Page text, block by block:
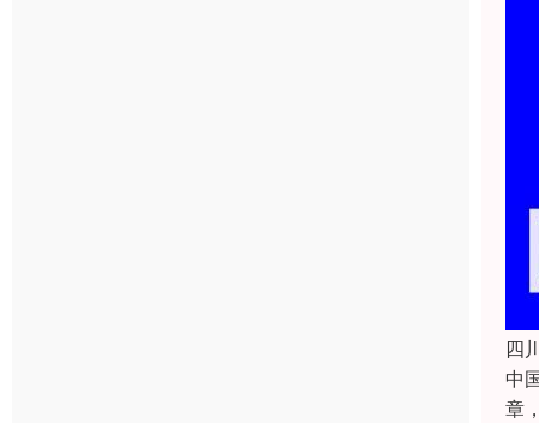
四
中
章